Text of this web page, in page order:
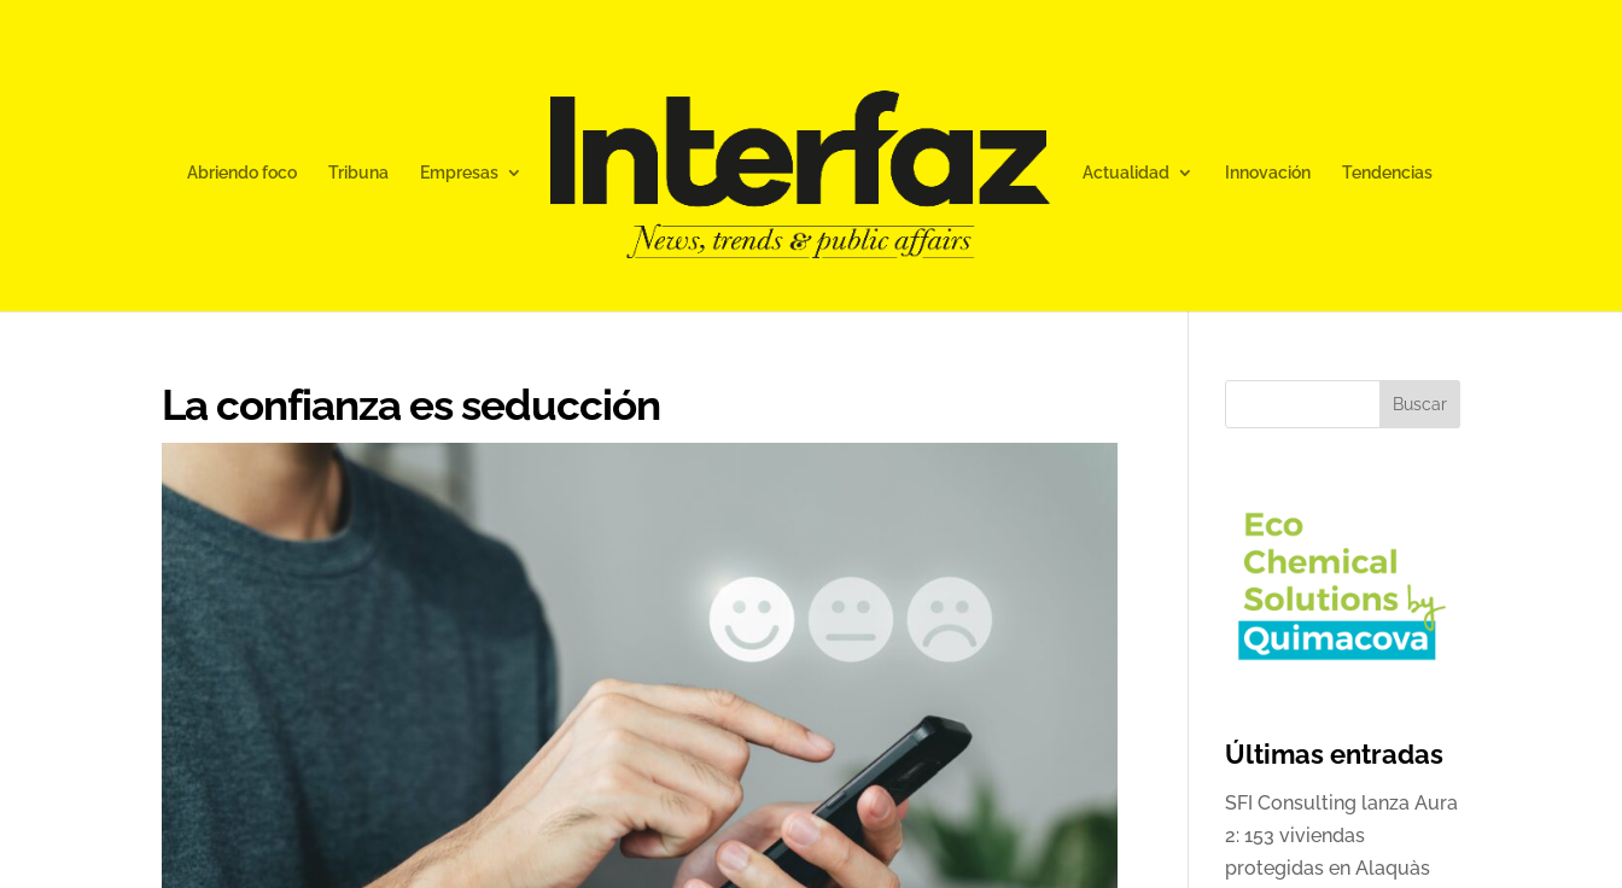
Abriendo foco Tribuna Empresas Actualidad Innovación Tendencias
La confianza es seducción Buscar
Últimas entradas
SFI Consulting lanza Aura
2: 153 viviendas
protegidas en Alaquàs